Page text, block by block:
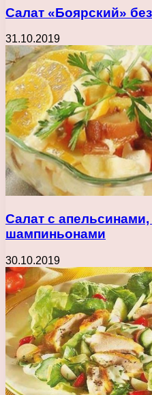
Салат «Боярский»
31.10.2019
Салат с
шампиньонами
30.10.2019